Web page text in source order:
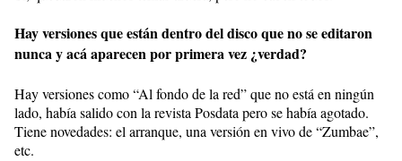
Hay versiones que están dentro del disco que no se editaron
nunca y acá aparecen por primera vez ¿verdad?
Hay versiones como “Al fondo de la red” que no está en ningún
lado, había salido con la revista Posdata pero se había agotado.
Tiene novedades: el arranque, una versión en vivo de “Zumbae”,
etc.